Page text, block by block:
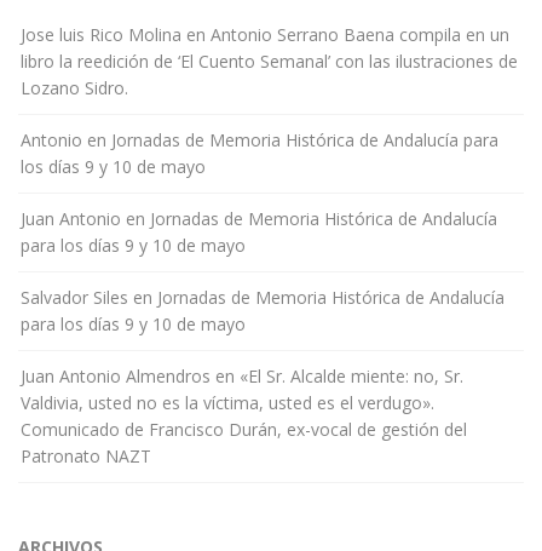
Jose luis Rico Molina en Antonio Serrano Baena compila en un
libro la reedición de ‘El Cuento Semanal’ con las ilustraciones de
Lozano Sidro.
Antonio en Jornadas de Memoria Histórica de Andalucía para
los días 9 y 10 de mayo
Juan Antonio en Jornadas de Memoria Histórica de Andalucía
para los días 9 y 10 de mayo
Salvador Siles en Jornadas de Memoria Histórica de Andalucía
para los días 9 y 10 de mayo
Juan Antonio Almendros en «El Sr. Alcalde miente: no, Sr.
Valdivia, usted no es la víctima, usted es el verdugo».
Comunicado de Francisco Durán, ex-vocal de gestión del
Patronato NAZT
ARCHIVOS